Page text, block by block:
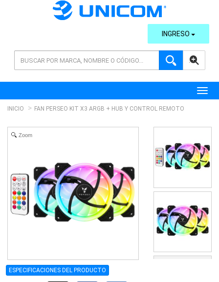
AVANZADA
INGRESO
INICIO FAN PERSEO KIT X3 ARGB + HUB Y CONTROL REMOTO
Zoom
ESPECIFICACIONES DEL PRODUCTO